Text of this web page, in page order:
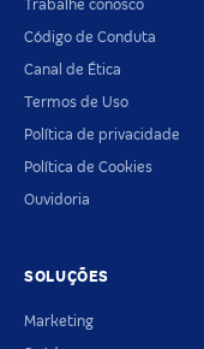
Trabalhe conosco
Código de Conduta
Canal de Ética
Termos de Uso
Política de privacidade
Política de Cookies
Ouvidoria
SOLUÇÕES
Marketing